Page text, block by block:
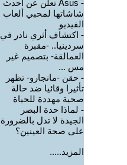
-
Asus تعلن عن أحدث
شاشاتها لمحبي ألعاب
الفيديو
- اكتشاف أثري نادر في
سردينيا.. -مقبرة
العمالقة- بتصميم غير
مس ...
- حقن -مانجارو- تظهر
تأثيرا وقائيا ضد حالة
صحية مهددة للحياة
- لماذا حدة البصر
الجيدة لا تدل بالضرورة
على صحة العينين؟
المزيد.....